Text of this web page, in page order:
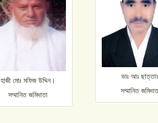
হাজী মােঃ মফিজ উদ্দিন।
সম্মানিত জমিদাতা
ভাঃ আঃ
সম্মানিত